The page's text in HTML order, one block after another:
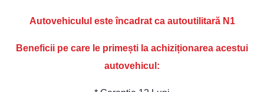
Autovehiculul este încadrat ca autoutilitară N1
Beneficii pe care le primești la achiziționarea acestui
autovehicul: